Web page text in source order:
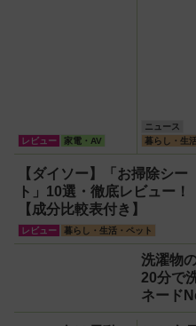
レビュー 家電・AV
ニュース
暮らし・生
【ダイソー】「お掃除シー
ト」10選・徹底レビュー！
【成分比較表付き】
レビュー 暮らし・生活・ペット
洗濯物
20分で
ネード
かった